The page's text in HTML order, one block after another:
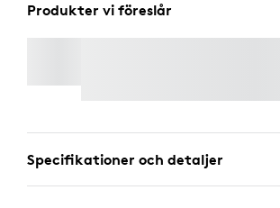
Produkter vi föreslår
Specifikationer och detaljer